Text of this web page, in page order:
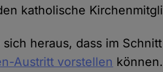
katholische
sich heraus, dass im
Austritt vorstellen